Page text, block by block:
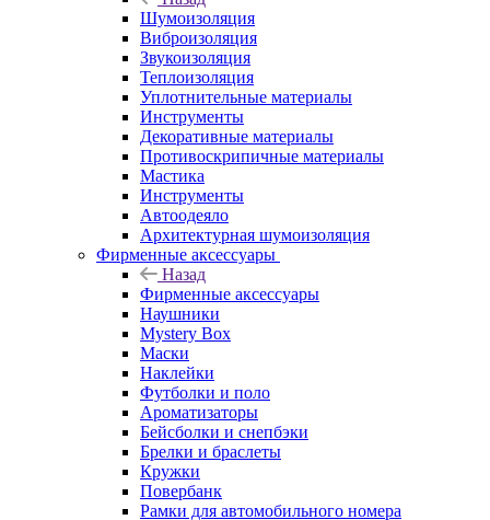
Шумоизоляция
Виброизоляция
Звукоизоляция
Теплоизоляция
Уплотнительные материалы
Инструменты
Декоративные материалы
Противоскрипичные материалы
Мастика
Инструменты
Автоодеяло
Архитектурная шумоизоляция
Фирменные аксессуары
Назад
Фирменные аксессуары
Наушники
Mystery Box
Маски
Наклейки
Футболки и поло
Ароматизаторы
Бейсболки и снепбэки
Брелки и браслеты
Кружки
Повербанк
Рамки для автомобильного номера